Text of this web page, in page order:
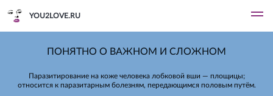
YOU2LOVE.RU
ПОНЯТНО О ВАЖНОМ И СЛОЖНОМ
Паразитирование на коже человека лобковой вши — площицы;
относится к паразитарным болезням, передающимся половым путём.